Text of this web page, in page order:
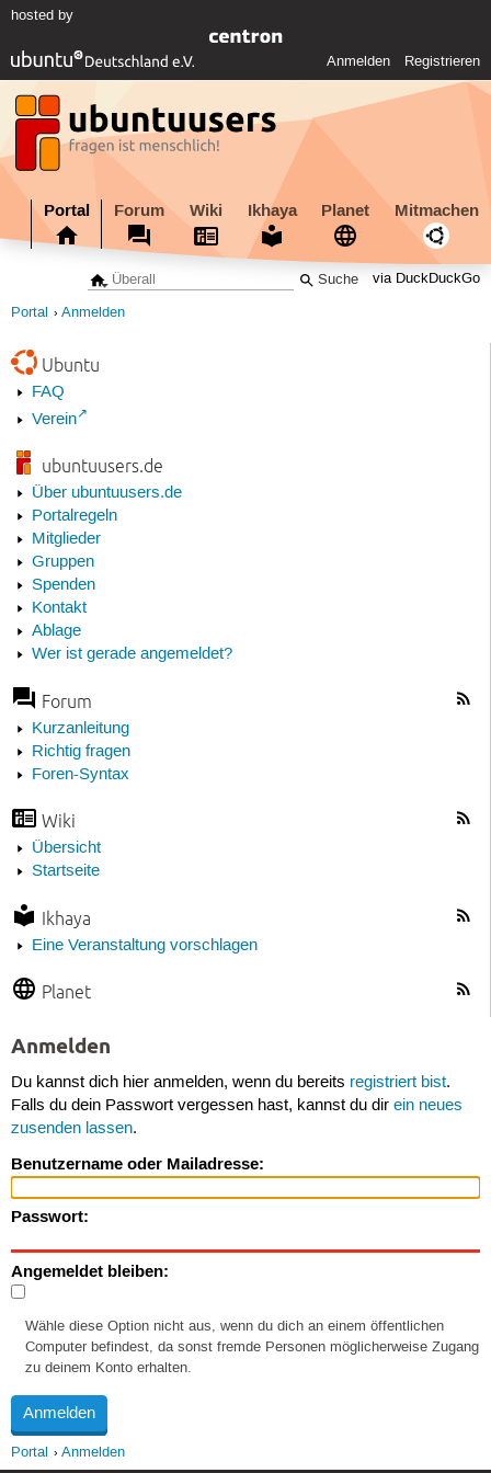
hosted by
Anmelden Registrieren
Portal Forum Wiki Ikhaya Planet Mitmachen
via DuckDuckGo
Portal Anmelden
Ubuntu
FAQ
Verein
ubuntuusers.de
Über ubuntuusers.de
Portalregeln
Mitglieder
Gruppen
Spenden
Kontakt
Ablage
Wer ist gerade angemeldet?
Forum
Kurzanleitung
Richtig fragen
Foren-Syntax
Wiki
Übersicht
Startseite
Ikhaya
Eine Veranstaltung vorschlagen
Planet
Anmelden
Du kannst dich hier anmelden, wenn du bereits registriert bist.
Falls du dein Passwort vergessen hast, kannst du dir ein neues
zusenden lassen.
Benutzername oder Mailadresse:
Passwort:
Angemeldet bleiben:
Wähle diese Option nicht aus, wenn du dich an einem öffentlichen
Computer befindest, da sonst fremde Personen möglicherweise Zugang
zu deinem Konto erhalten.
Portal Anmelden